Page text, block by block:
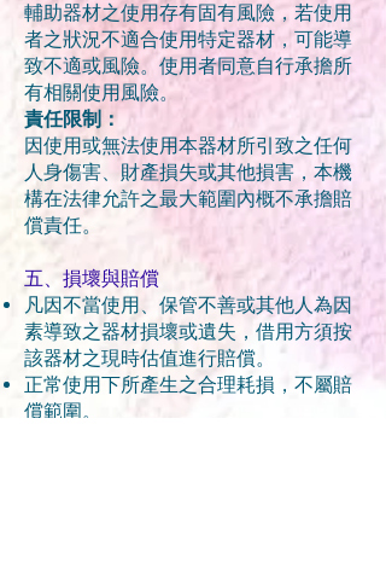
輔助器材之使用存有固有風險，若使用
者之狀況不適合使用特定器材，可能導
致不適或風險。使用者同意自行承擔所
有相關使用風險。
責任限制：
因使用或無法使用本器材所引致之任何
人身傷害、財產損失或其他損害，本機
構在法律允許之最大範圍內概不承擔賠
償責任。
五、損壞與賠償
凡因不當使用、保管不善或其他人為因
素導致之器材損壞或遺失，借用方須按
該器材之現時估值進行賠償。
正常使用下所產生之合理耗損，不屬賠
償範圍。